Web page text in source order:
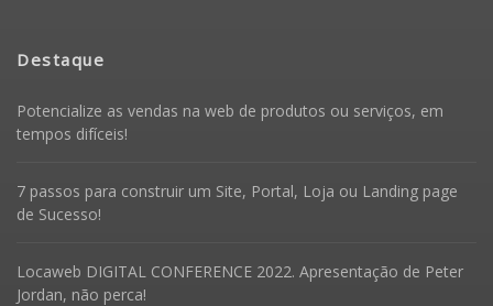
Destaque
Potencialize as vendas na web de produtos ou serviços, em
tempos difíceis!
7 passos para construir um Site, Portal, Loja ou Landing page
de Sucesso!
Locaweb DIGITAL CONFERENCE 2022. Apresentação de Peter
Jordan, não perca!